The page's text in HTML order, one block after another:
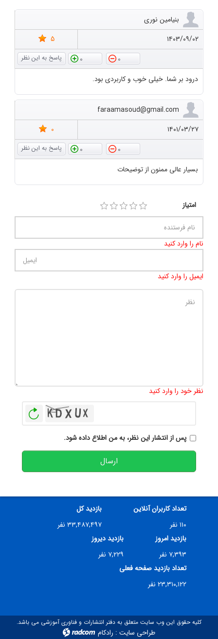
بنیامین نوری
۱۴۰۳/۰۹/۰۲
5
0
0
درود بر شما. خیلی خوب و کاربردی بود.
faraamasoud@gmail.com
۱۴۰۱/۰۳/۲۷
0
0
0
بسیار عالی ممنون از توضیحات
امتیاز
نام را وارد کنید
ایمیل را وارد کنید
نظر خود را وارد کنید
پس از انتشار این نظر، به من اطلاع داده شود.
ارسال
تعداد کاربران آنلاین
۱۱۰ نفر
بازدید کل
۳۳,۴۸۷,۴۹۷ نفر
بازدید امروز
۷,۳۹۳ نفر
بازدید دیروز
۷,۲۲۹ نفر
تعداد بازدید صفحه فعلی
۲۳,۳۱۰,۱۲۲ نفر
کلیه حقوق این وب سایت متعلق به دفتر انتشارات و فناوری آموزشی می باشد.
طراحی سایت : رادکام radcom